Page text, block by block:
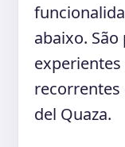
abaixo.
del Quaza.